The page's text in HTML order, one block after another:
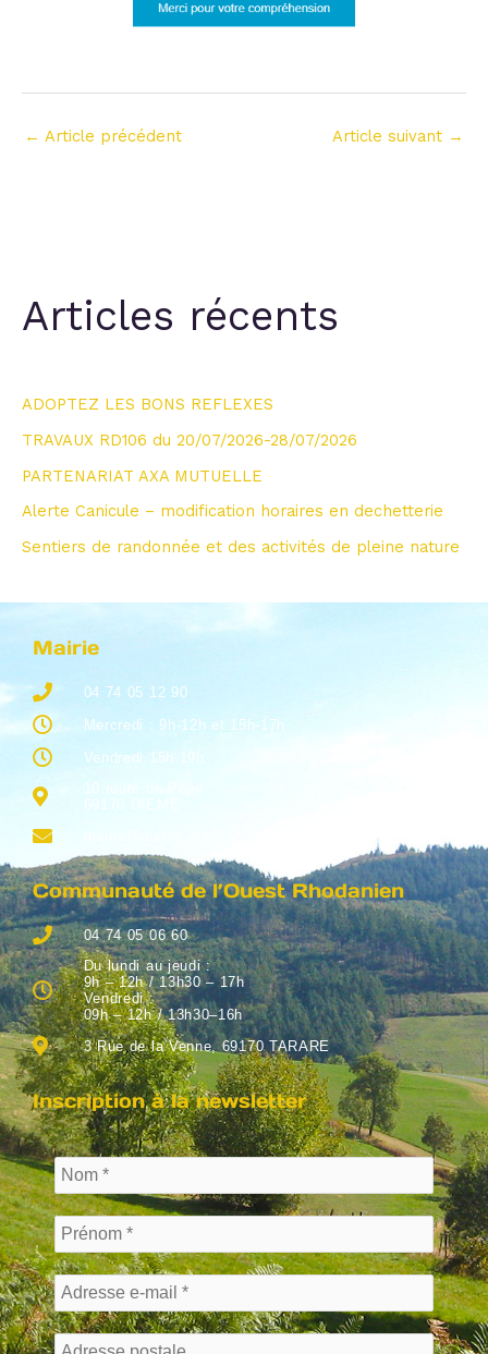
← Article précédent Article suivant →
Articles récents
ADOPTEZ LES BONS REFLEXES
TRAVAUX RD106 du 20/07/2026-28/07/2026
PARTENARIAT AXA MUTUELLE
Alerte Canicule – modification horaires en dechetterie
Sentiers de randonnée et des activités de pleine nature
Mairie
04 74 05 12 90
Mercredi : 9h-12h et 15h-17h
Vendredi 15h-19h
10 route de Pépy
69170 DIEME
Communauté de l’Ouest Rhodanien
04 74 05 06 60
Du lundi au jeudi :
9h – 12h / 13h30 – 17h
Vendredi :
09h – 12h / 13h30–16h
3 Rue de la Venne, 69170 TARARE
Inscription à la newsletter